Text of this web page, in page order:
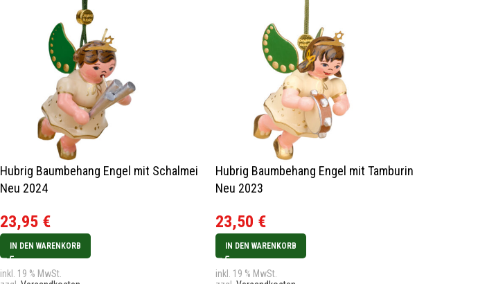
Hubrig Baumbehang Engel mit Schalmei
Neu 2024
23,95 €
IN DEN WARENKORB
inkl. 19 % MwSt.
Hubrig Baumbehang Engel mit Tamburin
Neu 2023
23,50 €
IN DEN WARENKORB
inkl. 19 % MwSt.